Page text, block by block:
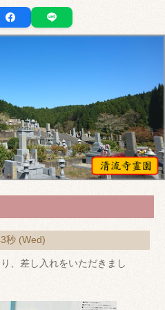
秒 (Wed)
、差し入れをいただきまし